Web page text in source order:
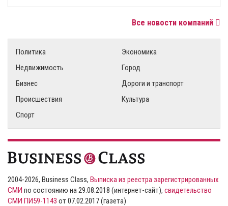
Все новости компаний
Политика
Экономика
Недвижимость
Город
Бизнес
Дороги и транспорт
Происшествия
Культура
Спорт
2004-2026, Business Class, Выписка из реестра зарегистрированных
СМИ по состоянию на 29.08.2018 (интернет-сайт), свидетельство
СМИ ПИ59-1143 от 07.02.2017 (газета)